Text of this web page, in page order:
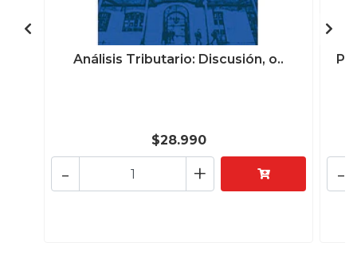
Análisis Tributario: Discusión, o..
$28.990
+
- -